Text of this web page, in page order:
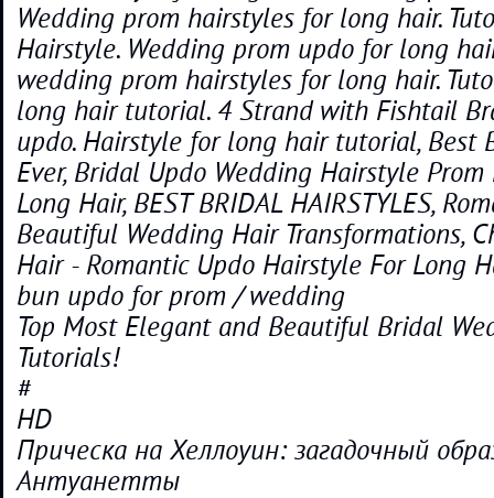
Wedding prom hairstyles for long hair.
Hairstyle. Wedding prom updo for long
wedding prom hairstyles for long hair.
long hair tutorial. 4 Strand with Fishtail
updo. Hairstyle for long hair tutorial, Best
Ever, Bridal Updo Wedding Hairstyle
Long Hair, BEST BRIDAL HAIRSTYLES,
Beautiful Wedding Hair Transformations,
Hair - Romantic Updo Hairstyle For Long
bun updo for prom / wedding
Top Most Elegant and Beautiful Bridal
Tutorials!
#
HD
Прическа на Хеллоуин: загадочный
Антуанетты